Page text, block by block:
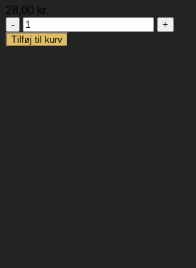
28,00 kr.
Sukkerfri
kransekage
horn
Tilføj til kurv